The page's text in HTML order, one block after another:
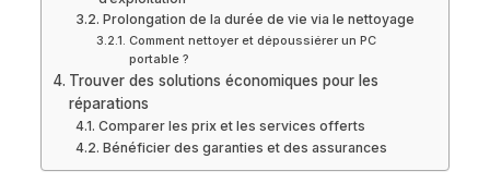
Prolongation de la durée de vie via le nettoyage
Comment nettoyer et dépoussiérer un PC
portable ?
Trouver des solutions économiques pour les
réparations
Comparer les prix et les services offerts
Bénéficier des garanties et des assurances